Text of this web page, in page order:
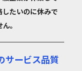
たいのに休みで
。
サービス品質